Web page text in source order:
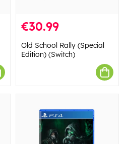
€30.99
Old School Rally (Special
Edition) (Switch)